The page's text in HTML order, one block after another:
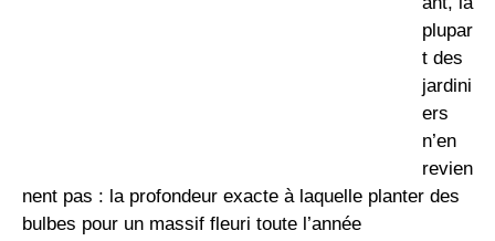
plupar
t des
jardini
ers
n’en
revien
nent pas : la profondeur exacte à laquelle planter des
bulbes pour un massif fleuri toute l’année